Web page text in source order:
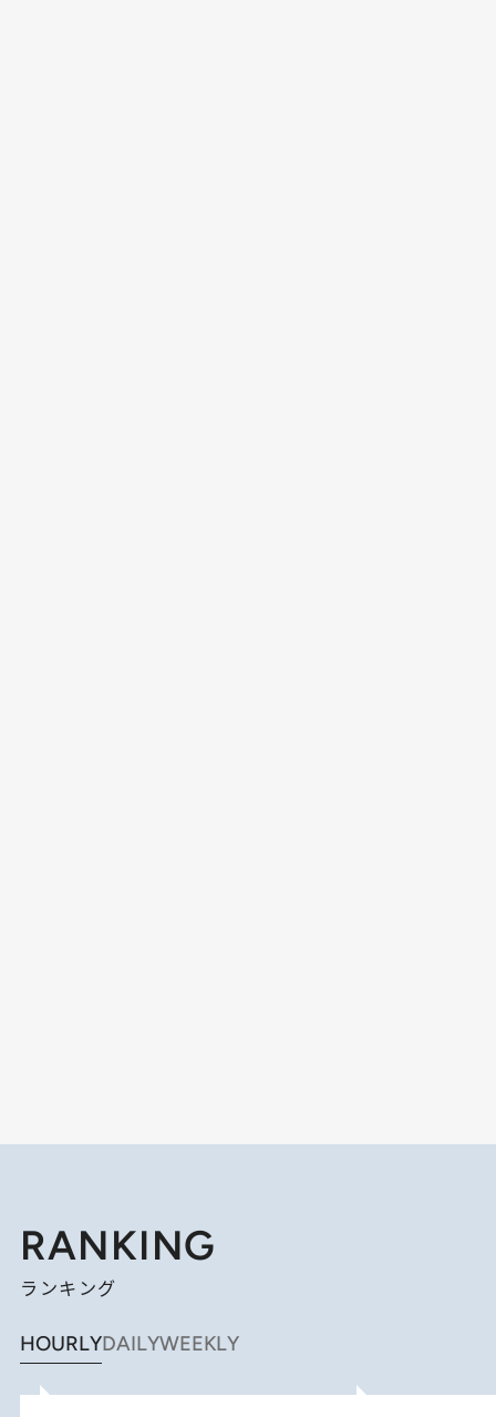
RANKING
ランキング
HOURLYDAILYWEEKLY